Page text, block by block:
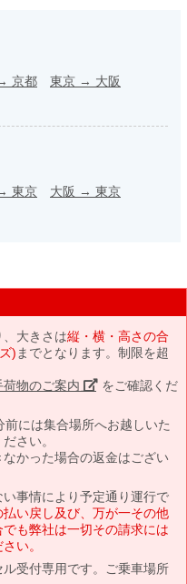
京都 東京 → 大阪
東京 大阪 → 東京
、大きさは縦・横・高さの合
) までとなります。制限を超
荷物のご案内」 をご確認くだ
には集合場所へお越しいた
さい。
かった場合の返金はござい
事情により予定通り運行で
払い戻し及び、万が一その他
も弊社は一切その請求には
い。
受付専用です。ご乗車場所